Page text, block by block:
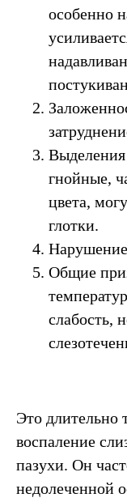
особенно
Выделения
гнойные,
цвета,
глотки.
Общие
слабость,
Это длительно
воспаление
пазухи. Он
недолеченной